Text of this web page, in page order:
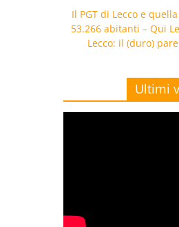
Il PGT di Lecco e
53.266 abitanti – Qui
Lecco: il (duro)
Ultimi